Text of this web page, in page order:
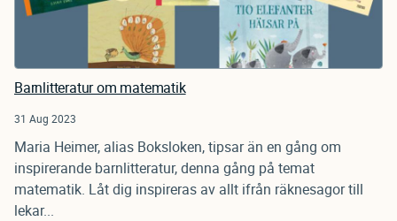
Barnlitteratur om matematik
31 Aug 2023
Maria Heimer, alias Boksloken, tipsar än en gång om
inspirerande barnlitteratur, denna gång på temat
matematik. Låt dig inspireras av allt ifrån räknesagor till
lekar...